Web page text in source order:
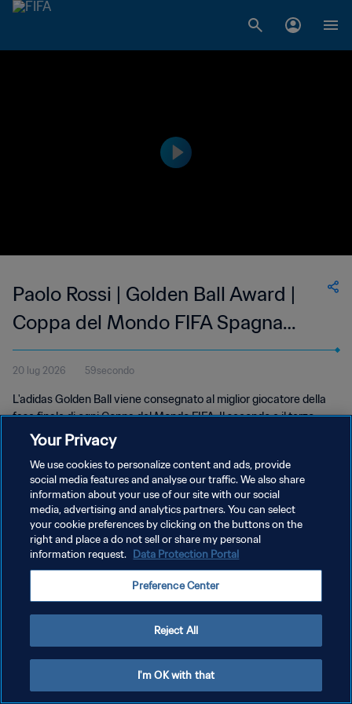
Paolo Rossi | Golden Ball Award |
Coppa del Mondo FIFA Spagna
1982
20 lug 2026 59secondo
L'adidas Golden Ball viene consegnato al miglior giocatore della
fase finale di ogni Coppa del Mondo FIFA. Il secondo e il terzo
classificato nelle votazioni ricevono rispettivamente l'adidas
Silver Ball e l'adidas Bronze Ball.
PRIVACY POLICY
GESTISCI LE TUE PREFERENZE PER I COOKIES
Copyright © 1994 - 2026 FIFA. Tutti i diritti riservati.
Your Privacy
We use cookies to personalize content and ads, provide
social media features and analyse our traffic. We also share
information about your use of our site with our social
media, advertising and analytics partners. You can select
your cookie preferences by clicking on the buttons on the
right and place a do not sell or share my personal
information request. Data Protection Portal
Preference Center
Reject All
I'm OK with that